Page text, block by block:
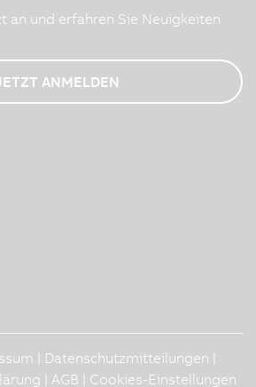
an und erfahren Sie Neuigkeiten
ANMELDEN
Datenschutzmitteilungen
AGB Cookies-Einstellungen